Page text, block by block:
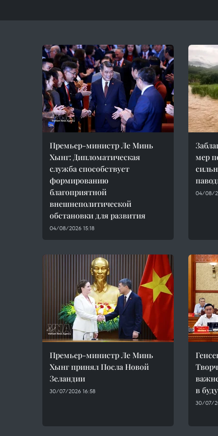
Премьер-министр Ле Минь
Хынг: Дипломатическая
служба способствует
формированию
благоприятной
внешнеполитической
обстановки для развития
04/08/2026 15:18
мер
04/08/
Премьер-министр Ле Минь
Хынг принял Посла Новой
Зеландии
30/07/2026 16:58
в
30/07/